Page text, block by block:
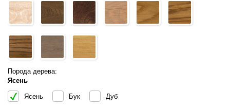
Порода дерева:
Ясень
Ясень Бук Дуб